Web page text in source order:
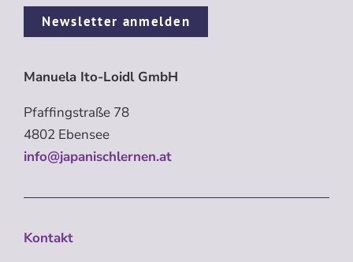
Newsletter anmelden
Manuela Ito-Loidl GmbH
Pfaffingstraße 78
4802 Ebensee
info@japanischlernen.at
Kontakt